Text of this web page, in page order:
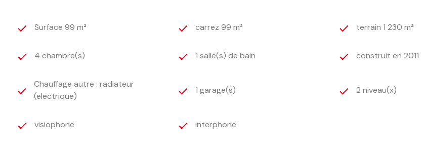
Surface 99 m² carrez 99 m² terrain 1 230 m²
4 chambre(s) 1 salle(s) de bain construit en 2011
Chauffage autre : radiateur
(electrique)
1 garage(s) 2 niveau(x)
visiophone interphone